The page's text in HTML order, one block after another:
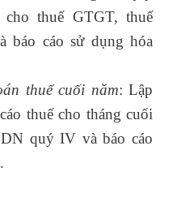
thuế GTGT, thuế
báo cáo sử dụng hóa
thuế cuối năm: Lập
thuế cho tháng cuối
quý IV và báo cáo